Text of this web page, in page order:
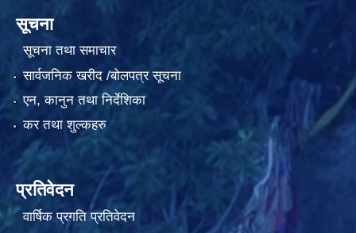
सूचना
सूचना तथा समाचार
सार्वजनिक खरीद /बोलपत्र सूचना
एन, कानुन तथा निर्देशिका
कर तथा शुल्कहरु
प्रतिवेदन
वार्षिक प्रगति प्रतिवेदन